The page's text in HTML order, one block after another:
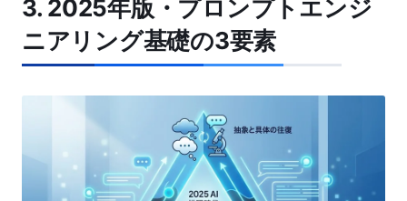
3. 2025年版・プロンプトエンジ
ニアリング基礎の3要素